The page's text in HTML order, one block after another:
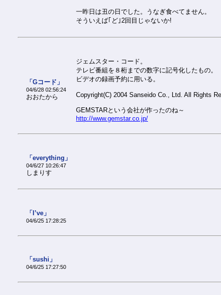
一昨日は丑の日でした。うなぎ食べてません。
そういえば｢ど｣2回目じゃないか!
「Gコード」
04/6/28 02:56:24
おおたから
ジェムスター・コード。
テレビ番組を８桁までの数字に記号化したもの。
ビデオの録画予約に用いる。
Copyright(C) 2004 Sanseido Co., Ltd. All Rights
GEMSTARという会社が作ったのね～
http://www.gemstar.co.jp/
「everything」
04/6/27 10:26:47
しまりす
「I’ve」
04/6/25 17:28:25
「sushi」
04/6/25 17:27:50